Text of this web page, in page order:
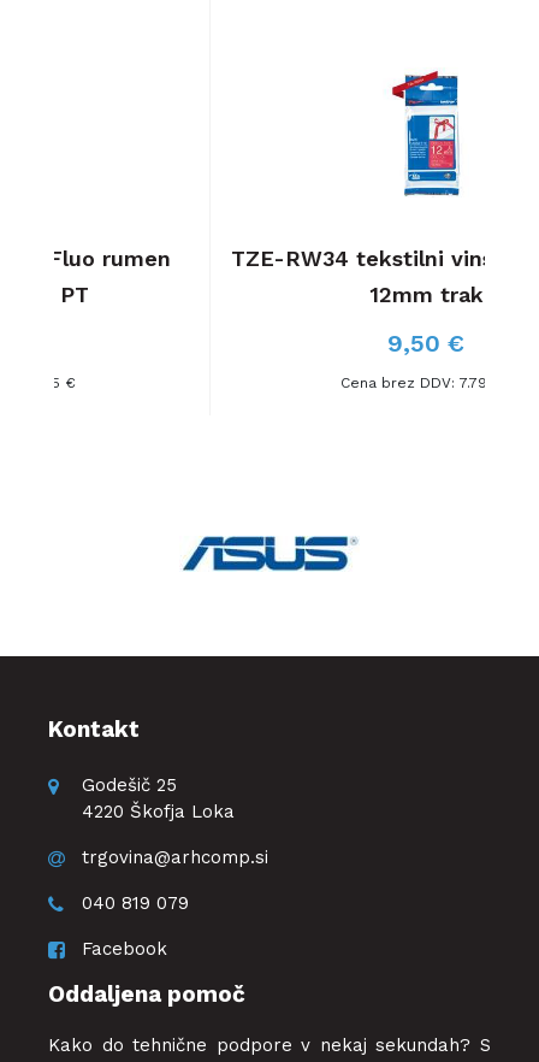
TZE-RW34 tekstilni vinsko rdeč/zlat
Cena brez DDV: 7.79 €
Kontakt
Godešič 25
4220 Škofja Loka
trgovina@arhcomp.si
040 819 079
Facebook
Oddaljena pomoč
Kako do tehnične podpore v nekaj sekundah? S